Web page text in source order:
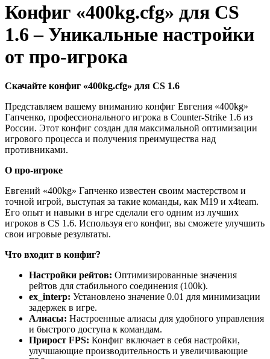
Конфиг «400kg.cfg» для CS
1.6 – Уникальные настройки
от про-игрока
Скачайте конфиг «400kg.cfg» для CS 1.6
Представляем вашему вниманию конфиг Евгения «400kg»
Гапченко, профессионального игрока в Counter-Strike 1.6 из
России. Этот конфиг создан для максимальной оптимизации
игрового процесса и получения преимущества над
противниками.
О про-игроке
Евгений «400kg» Гапченко известен своим мастерством и
точной игрой, выступая за такие команды, как М19 и x4team.
Его опыт и навыки в игре сделали его одним из лучших
игроков в CS 1.6. Используя его конфиг, вы сможете улучшить
свои игровые результаты.
Что входит в конфиг?
Настройки рейтов: Оптимизированные значения
рейтов для стабильного соединения (100k).
ex_interp: Установлено значение 0.01 для минимизации
задержек в игре.
Алиасы: Настроенные алиасы для удобного управления
и быстрого доступа к командам.
Прирост FPS: Конфиг включает в себя настройки,
улучшающие производительность и увеличивающие